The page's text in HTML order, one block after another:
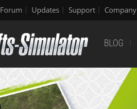
Forum Updates Support Company
BLOG